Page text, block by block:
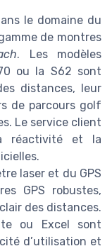
le domaine du
de montres
. Les modèles
ou la S62 sont
distances, leur
de parcours golf
Le service client
réactivité et la
laser et du GPS
GPS robustes,
des distances.
ou Excel sont
d’utilisation et